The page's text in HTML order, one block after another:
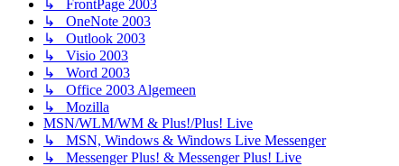
↳ FrontPage 2003
↳ OneNote 2003
↳ Outlook 2003
↳ Visio 2003
↳ Word 2003
↳ Office 2003 Algemeen
↳ Mozilla
MSN/WLM/WM & Plus!/Plus! Live
↳ MSN, Windows & Windows Live Messenger
↳ Messenger Plus! & Messenger Plus! Live